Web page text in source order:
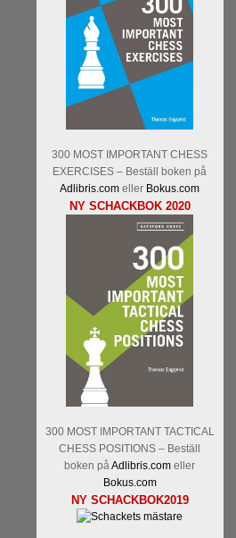
300 MOST IMPORTANT CHESS
EXERCISES – Beställ boken på
Adlibris.com eller Bokus.com
NY SCHACKBOK 2020
300 MOST IMPORTANT TACTICAL
CHESS POSITIONS – Beställ
boken på Adlibris.com eller
Bokus.com
NY SCHACKBOK2019